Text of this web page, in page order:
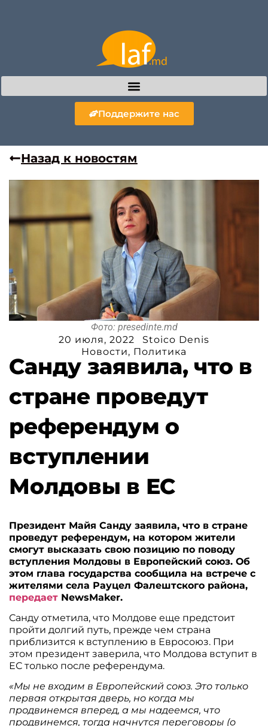
Поддержите нас
Назад к новостям
Фото: presedinte.md
20 июля, 2022
Stoico Denis
Новости, Политика
Санду заявила, что в
стране проведут
референдум о
вступлении
Молдовы в ЕС
Президент Майя Санду заявила, что в стране
проведут референдум, на котором жители
смогут высказать свою позицию по поводу
вступления Молдовы в Европейский союз. Об
этом глава государства сообщила на встрече с
жителями села Рауцел Фалештского района,
передает NewsMaker.
Санду отметила, что Молдове еще предстоит
пройти долгий путь, прежде чем страна
приблизится к вступлению в Евросоюз. При
этом президент заверила, что Молдова вступит в
ЕС только после референдума.
«Мы не входим в Европейский союз. Это только
первая открытая дверь, но когда мы
продвинемся вперед, а мы надеемся, что
продвинемся, тогда начнутся переговоры (о